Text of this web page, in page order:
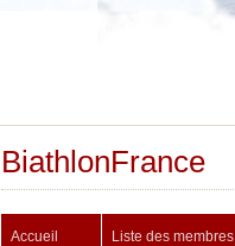
BiathlonFrance
Accueil Liste des membres